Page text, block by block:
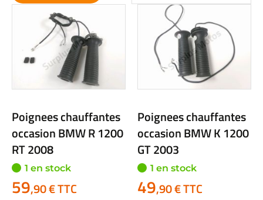
Poignees chauffantes
occasion BMW R 1200
RT 2008
1 en stock
59,90 € TTC
Poignees chauffantes
occasion BMW K 1200
GT 2003
1 en stock
49,90 € TTC